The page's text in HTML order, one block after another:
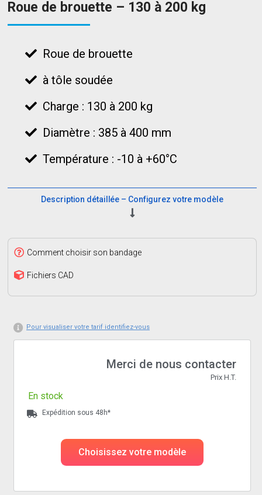
Roue de brouette – 130 à 200 kg
Roue de brouette
à tôle soudée
Charge : 130 à 200 kg
Diamètre : 385 à 400 mm
Température : -10 à +60°C
Description détaillée – Configurez votre modèle
Comment choisir son bandage
Fichiers CAD
Pour visualiser votre tarif identifiez-vous
Merci de nous contacter
Prix H.T.
En stock
Expédition sous 48h*
Choisissez votre modèle